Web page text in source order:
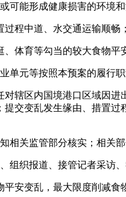
形成健康损害的环境和
中道、水交通运输顺畅
育等勾当的较大食物平
等按照本预案的履行职
区内国境港口区域因进
交变乱发生缘由、措置
监管部分核实；相关部
织报道、接管记者采访、
变乱，最大限度削减食